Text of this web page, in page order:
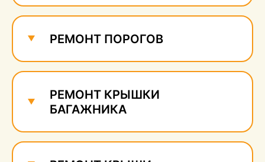
РЕМОНТ ПОРОГОВ
РЕМОНТ КРЫШКИ
БАГАЖНИКА